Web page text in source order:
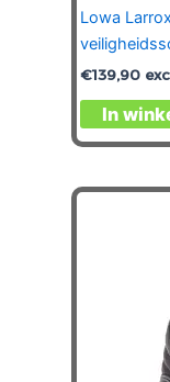
Lowa
€139,90
In